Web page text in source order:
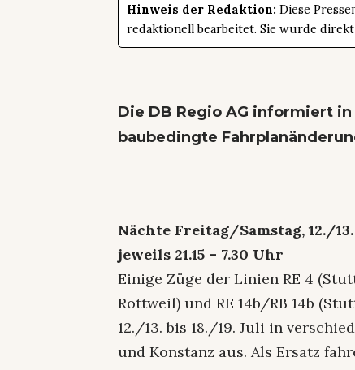
Hinweis der Redaktion: Diese
redaktionell bearbeitet. Sie wurde
Die DB Regio AG informiert
baubedingte
Nächte Freitag/Samstag, 12./
jeweils 21.15 – 7.30 Uhr
Einige Züge der Linien RE 4
Rottweil) und RE 14b/RB 14b
12./13. bis 18./19. Juli in
und Konstanz aus. Als Ersatz